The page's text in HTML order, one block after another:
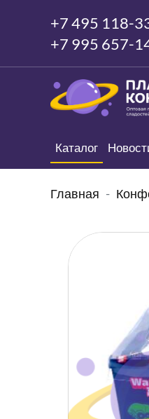
+7 495 118-
+7 995 657-
Каталог
Главная